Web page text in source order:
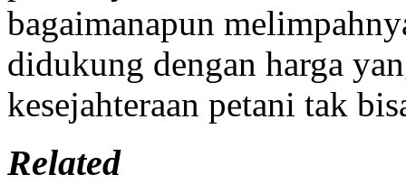
bagaimanapun
didukung dengan harga
kesejahteraan petani tak
Related